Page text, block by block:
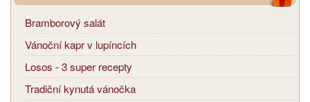
Bramborový salát
Vánoční kapr v lupíncích
Losos - 3 super recepty
Tradiční kynutá vánočka